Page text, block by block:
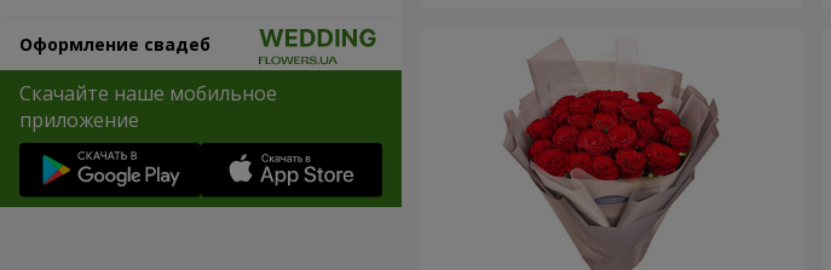
Оформление свадеб
Скачайте наше мобильное
приложение